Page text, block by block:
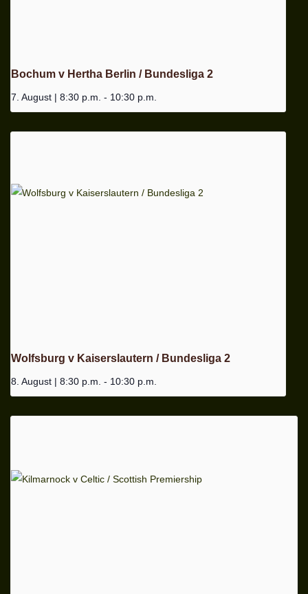
Bochum v Hertha Berlin / Bundesliga 2
7. August | 8:30 p.m. - 10:30 p.m.
Wolfsburg v Kaiserslautern / Bundesliga 2
8. August | 8:30 p.m. - 10:30 p.m.